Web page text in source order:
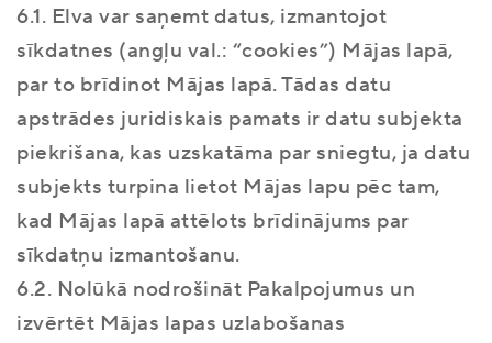
6.1. Elva var saņemt datus, izmantojot
sīkdatnes (angļu val.: “cookies”) Mājas lapā,
par to brīdinot Mājas lapā. Tādas datu
apstrādes juridiskais pamats ir datu subjekta
piekrišana, kas uzskatāma par sniegtu, ja datu
subjekts turpina lietot Mājas lapu pēc tam,
kad Mājas lapā attēlots brīdinājums par
sīkdatņu izmantošanu.
6.2. Nolūkā nodrošināt Pakalpojumus un
izvērtēt Mājas lapas uzlabošanas